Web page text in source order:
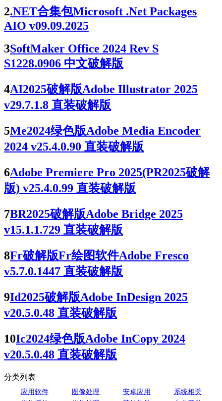
2.NET合集包Microsoft .Net Packages
AIO v09.09.2025
3SoftMaker Office 2024 Rev S
S1228.0906 中文破解版
4AI2025破解版Adobe Illustrator 2025
v29.7.1.8 直装破解版
5Me2024绿色版Adobe Media Encoder
2024 v25.4.0.90 直装破解版
6Adobe Premiere Pro 2025(PR2025破解
版) v25.4.0.99 直装破解版
7BR2025破解版Adobe Bridge 2025
v15.1.1.729 直装破解版
8Fr破解版Fr绘图软件Adobe Fresco
v5.7.0.1447 直装破解版
9Id2025破解版Adobe InDesign 2025
v20.5.0.48 直装破解版
10Ic2024绿色版Adobe InCopy 2024
v20.5.0.48 直装破解版
分类列表
应用软件 图像处理 安卓应用
系统相关